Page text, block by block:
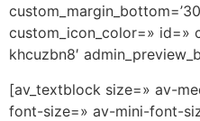
custom_icon_color=» id=»
khcuzbn8′
[av_textblock size=» av-
font-size=» av-mini-font-